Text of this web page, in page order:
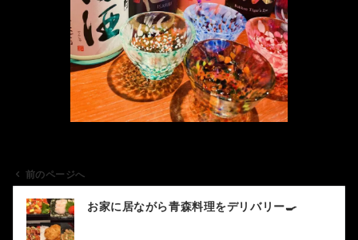
前のページへ
お家に居ながら青森料理をデリバリー🍳